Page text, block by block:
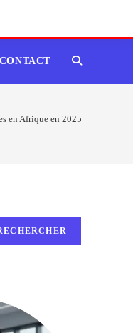
CONTACT TOGGLE
en Afrique en 2025